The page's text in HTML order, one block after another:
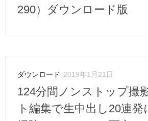
290）ダウンロード版
ダウンロード 2019年1月21日
124分間ノンストップ撮
ト編集で生中出し20連発